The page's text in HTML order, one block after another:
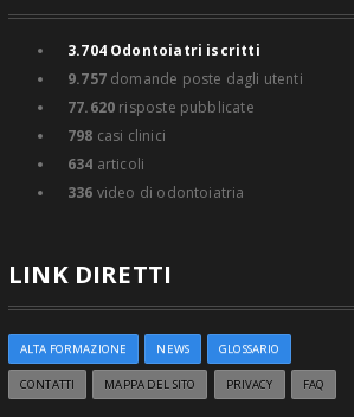
3.704Odontoiatri iscritti
9.757domande poste dagli utenti
77.620 risposte pubblicate
798 casi clinici
634 articoli
336 video di odontoiatria
LINK DIRETTI
ALTA FORMAZIONE NEWS GLOSSARIO
CONTATTI MAPPA DEL SITO PRIVACY FAQ